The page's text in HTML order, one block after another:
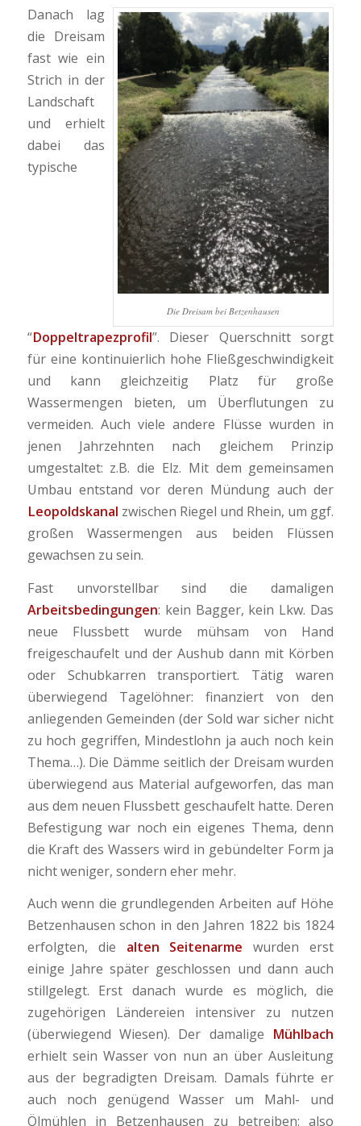
Die Dreisam bei Betzenhausen
Danach lag
die Dreisam
fast wie ein
Strich in der
Landschaft
und erhielt
dabei das
typische
“Doppeltrapezprofil”. Dieser Querschnitt sorgt
für eine kontinuierlich hohe Fließgeschwindigkeit
und kann gleichzeitig Platz für große
Wassermengen bieten, um Überflutungen zu
vermeiden. Auch viele andere Flüsse wurden in
jenen Jahrzehnten nach gleichem Prinzip
umgestaltet: z.B. die Elz. Mit dem gemeinsamen
Umbau entstand vor deren Mündung auch der
Leopoldskanal zwischen Riegel und Rhein, um ggf.
großen Wassermengen aus beiden Flüssen
gewachsen zu sein.
Fast unvorstellbar sind die damaligen
Arbeitsbedingungen: kein Bagger, kein Lkw. Das
neue Flussbett wurde mühsam von Hand
freigeschaufelt und der Aushub dann mit Körben
oder Schubkarren transportiert. Tätig waren
überwiegend Tagelöhner: finanziert von den
anliegenden Gemeinden (der Sold war sicher nicht
zu hoch gegriffen, Mindestlohn ja auch noch kein
Thema…). Die Dämme seitlich der Dreisam wurden
überwiegend aus Material aufgeworfen, das man
aus dem neuen Flussbett geschaufelt hatte. Deren
Befestigung war noch ein eigenes Thema, denn
die Kraft des Wassers wird in gebündelter Form ja
nicht weniger, sondern eher mehr.
Auch wenn die grundlegenden Arbeiten auf Höhe
Betzenhausen schon in den Jahren 1822 bis 1824
erfolgten, die alten Seitenarme wurden erst
einige Jahre später geschlossen und dann auch
stillgelegt. Erst danach wurde es möglich, die
zugehörigen Ländereien intensiver zu nutzen
(überwiegend Wiesen). Der damalige Mühlbach
erhielt sein Wasser von nun an über Ausleitung
aus der begradigten Dreisam. Damals führte er
auch noch genügend Wasser um Mahl- und
Ölmühlen in Betzenhausen zu betreiben: also